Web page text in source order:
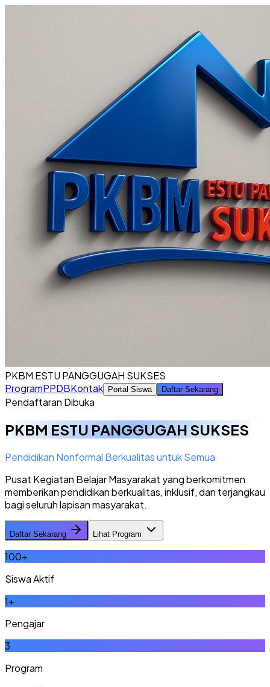
PKBM ESTU PANGGUGAH SUKSES
ProgramPPDBKontak Portal Siswa Daftar Sekarang
Pendaftaran Dibuka
PKBM ESTU PANGGUGAH SUKSES
Pendidikan Nonformal Berkualitas untuk Semua
Pusat Kegiatan Belajar Masyarakat yang berkomitmen
memberikan pendidikan berkualitas, inklusif, dan terjangkau
bagi seluruh lapisan masyarakat.
Daftar Sekarang Lihat Program
100+
Siswa Aktif
1+
Pengajar
3
Program